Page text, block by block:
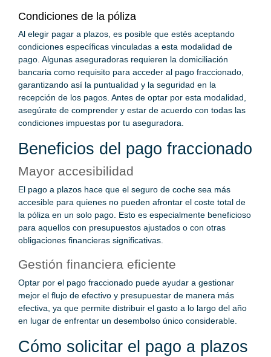
Condiciones de la póliza
Al elegir pagar a plazos, es posible que estés aceptando
condiciones específicas vinculadas a esta modalidad de
pago. Algunas aseguradoras requieren la domiciliación
bancaria como requisito para acceder al pago fraccionado,
garantizando así la puntualidad y la seguridad en la
recepción de los pagos. Antes de optar por esta modalidad,
asegúrate de comprender y estar de acuerdo con todas las
condiciones impuestas por tu aseguradora.
Beneficios del pago fraccionado
Mayor accesibilidad
El pago a plazos hace que el seguro de coche sea más
accesible para quienes no pueden afrontar el coste total de
la póliza en un solo pago. Esto es especialmente beneficioso
para aquellos con presupuestos ajustados o con otras
obligaciones financieras significativas.
Gestión financiera eficiente
Optar por el pago fraccionado puede ayudar a gestionar
mejor el flujo de efectivo y presupuestar de manera más
efectiva, ya que permite distribuir el gasto a lo largo del año
en lugar de enfrentar un desembolso único considerable.
Cómo solicitar el pago a plazos